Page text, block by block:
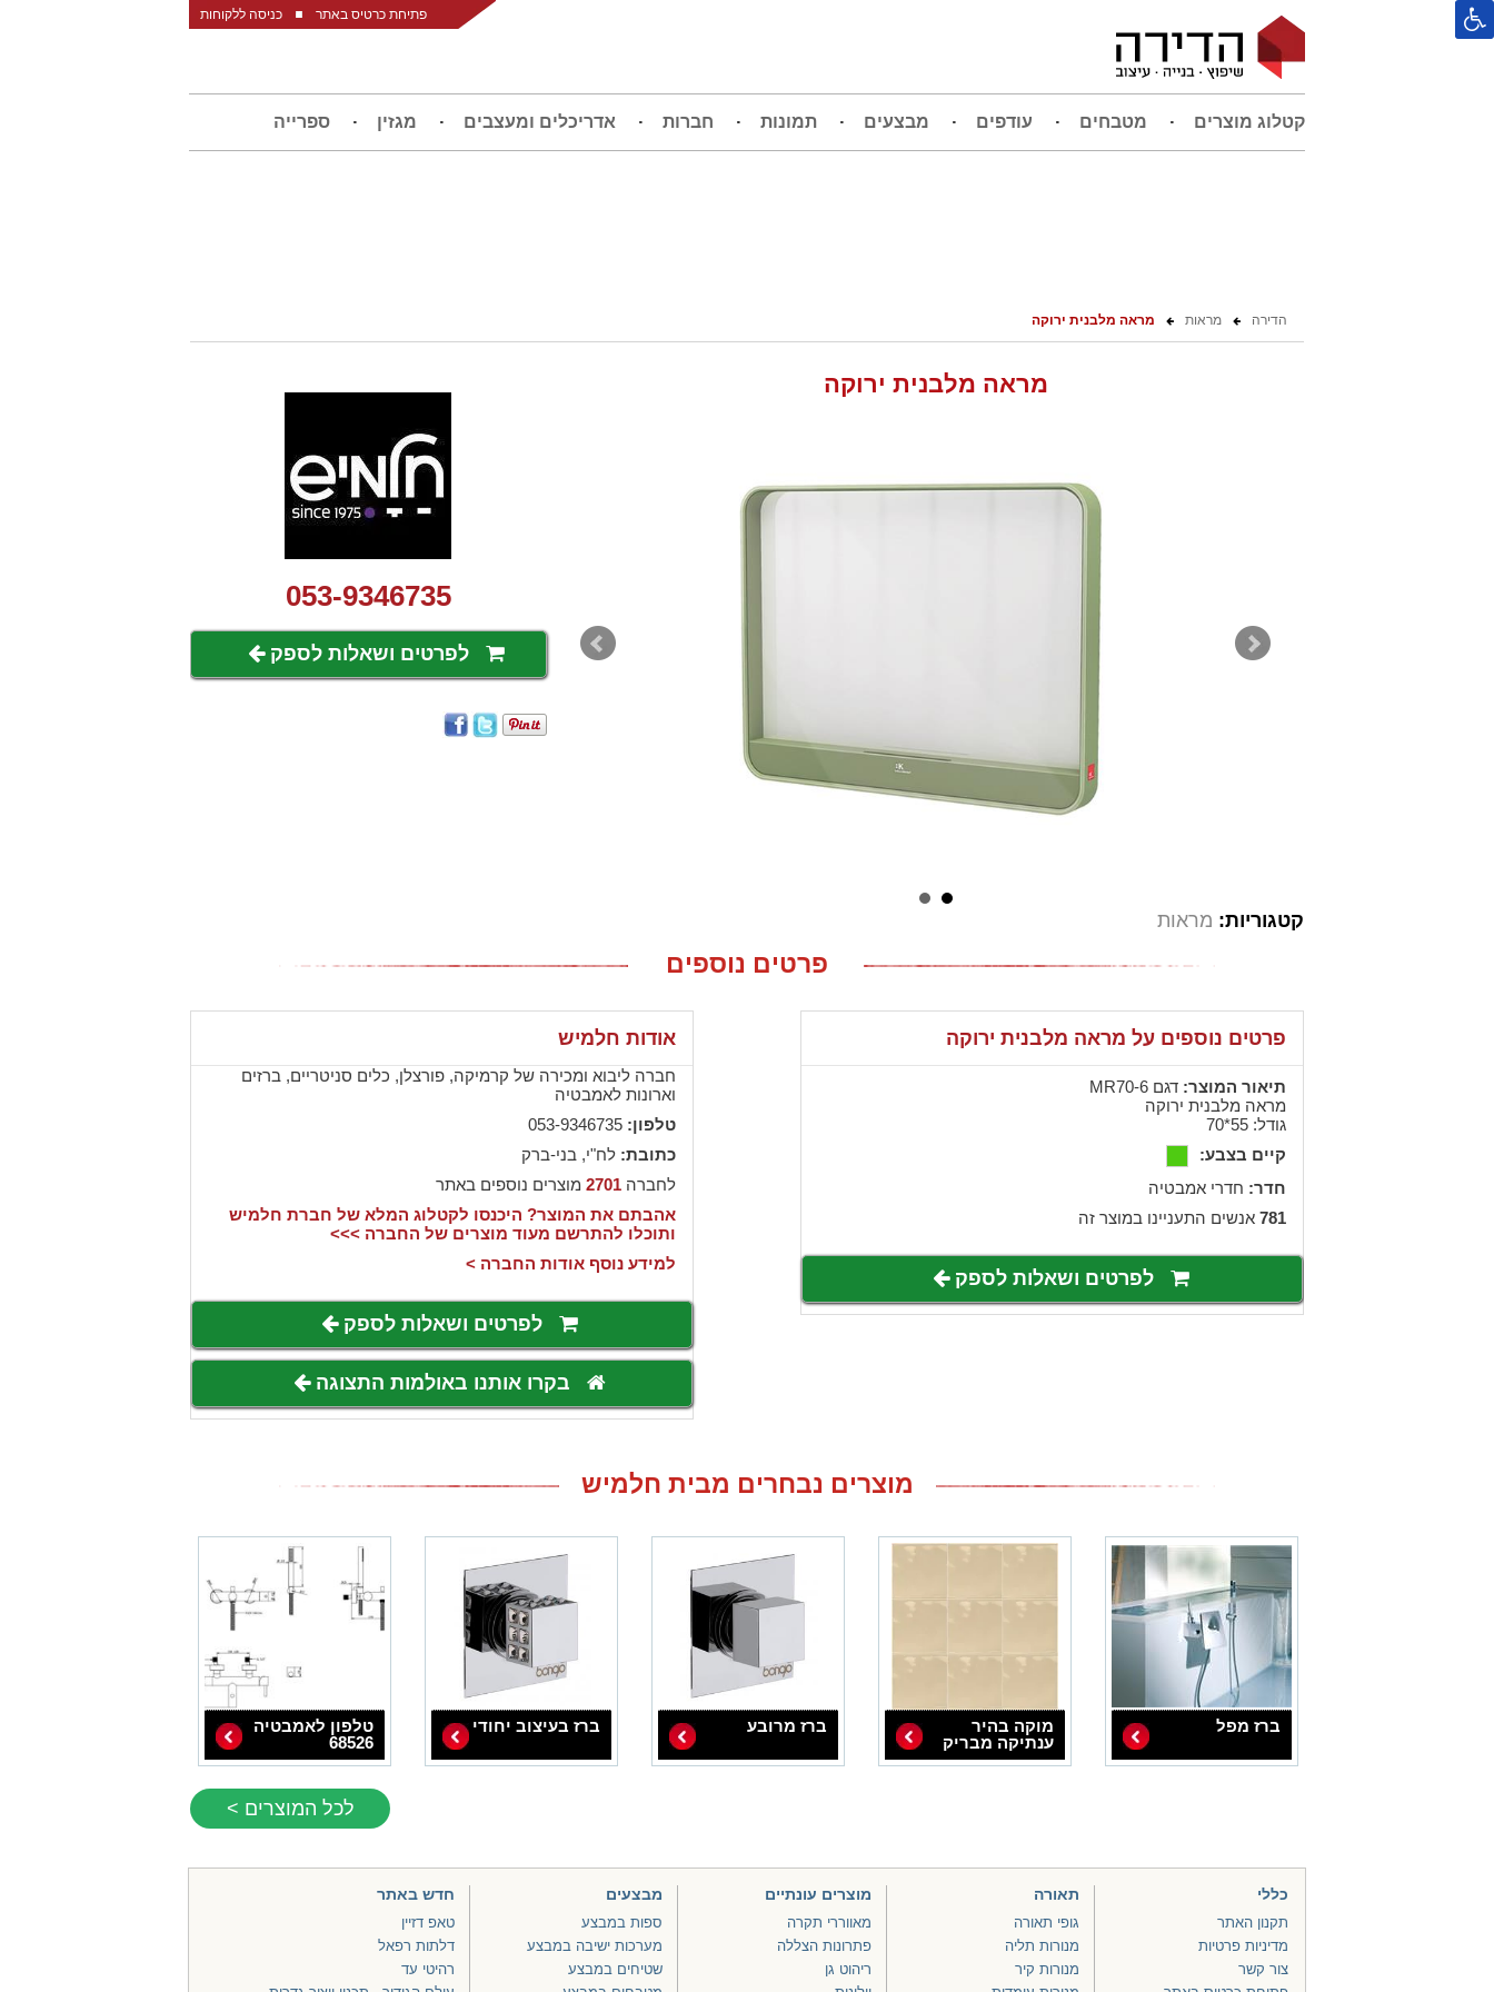
פתיחת כרטיס באתר כניסה ללקוחות
קטלוג מוצרים מטבחים עודפים מבצעים תמונות חברות אדריכלים ומעצבים מגזין ספרייה
הדירה מראות מראה מלבנית ירוקה
מראה מלבנית ירוקה
053-9346735
לפרטים ושאלות לספק
קטגוריות: מראות
פרטים נוספים
פרטים נוספים על מראה מלבנית ירוקה
תיאור המוצר: דגם MR70-6
מראה מלבנית ירוקה
גודל: 55*70
קיים בצבע:
חדר: חדרי אמבטיה
781 אנשים התעניינו במוצר זה
לפרטים ושאלות לספק
אודות חלמיש
חברה ליבוא ומכירה של קרמיקה, פורצלן, כלים סניטריים, ברזים
וארונות לאמבטיה
טלפון:053-9346735
כתובת:לח"י, בני-ברק
לחברה2701 מוצרים נוספים באתר
אהבתם את המוצר? היכנסו לקטלוג המלא של חברת חלמיש
ותוכלו להתרשם מעוד מוצרים של החברה >>>
למידע נוסף אודות החברה >
לפרטים ושאלות לספק
בקרו אותנו באולמות התצוגה
מוצרים נבחרים מבית חלמיש
ברז מפל
מוקה בהיר
ענתיקה מבריק
ברז מרובע ברז בעיצוב יחודי
טלפון לאמבטיה
68526
לכל המוצרים >
כללי
תקנון האתר
מדיניות פרטיות
צור קשר
תאורה
גופי תאורה
מנורות תליה
מנורות קיר
מוצרים עונתיים
מאווררי תקרה
פתרונות הצללה
ריהוט גן
מבצעים
ספות במבצע
מערכות ישיבה במבצע
שטיחים במבצע
חדש באתר
טאפ דזיין
דלתות רפאל
רהיטי עד